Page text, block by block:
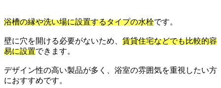
浴槽の縁や洗い場に設置するタイプの水栓です。
壁に穴を開ける必要がないため、 賃貸住宅などでも比較的容
易に設置できます。
デザイン性の高い製品が多く、浴室の雰囲気を重視したい方
におすすめです。